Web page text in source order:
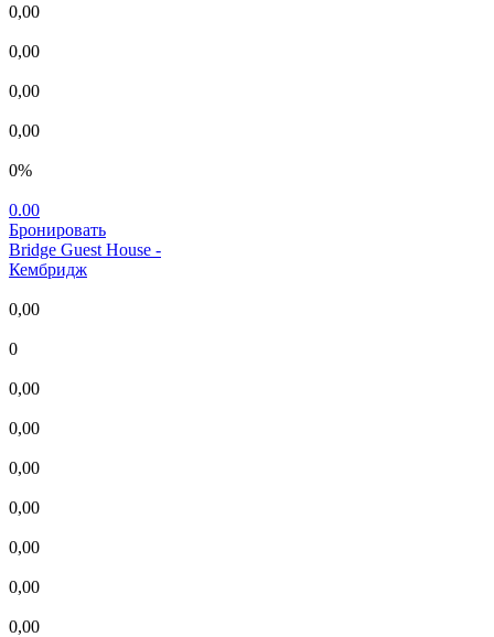
0,00
0,00
0,00
0,00
0%
0.00
Бронировать
Bridge Guest House -
Кембридж
0,00
0
0,00
0,00
0,00
0,00
0,00
0,00
0,00